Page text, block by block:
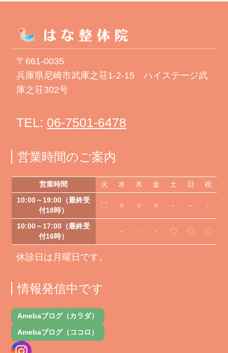
〒661-0035
兵庫県尼崎市武庫之荘1-2-15 ハイステージ武
庫之荘302号
TEL: 06-7501-6478
営業時間のご案内
営業時間 火 水 木 金 土 日 祝
10:00～19:00（最終受
付18時）
〇 ○ ○ ○ - - -
10:00～17:00（最終受
付16時）
- - - - 〇 〇 〇
休診日は月曜日です。
情報発信中です
Amebaブログ（カラダ）
Amebaブログ（ココロ）